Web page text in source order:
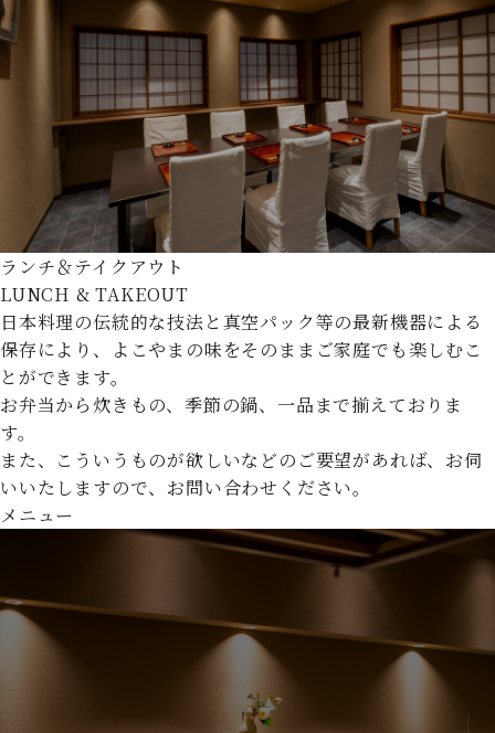
ランチ＆テイクアウト
LUNCH & TAKEOUT
日本料理の伝統的な技法と真空パック等の最新機器による
保存により、よこやまの味をそのままご家庭でも楽しむこ
とができます。
お弁当から炊きもの、季節の鍋、一品まで揃えておりま
す。
また、こういうものが欲しいなどのご要望があれば、お伺
いいたしますので、お問い合わせください。
メニュー